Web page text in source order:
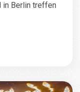
in Berlin treffen